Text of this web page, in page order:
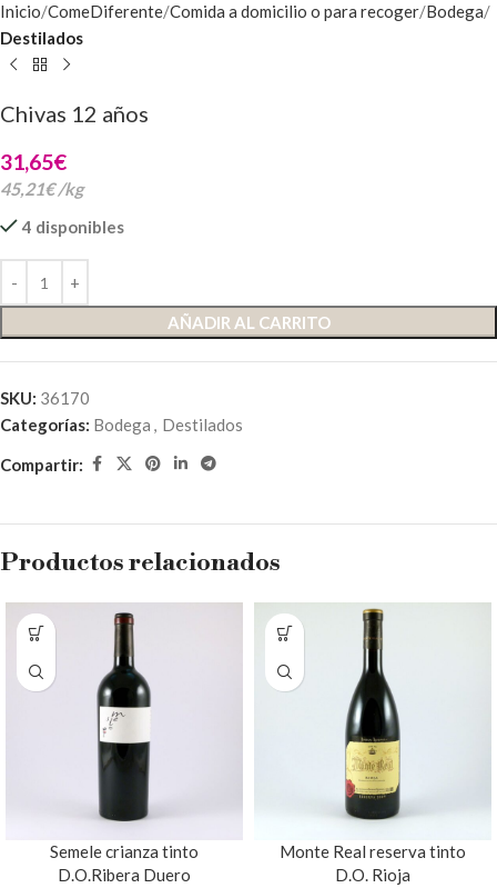
Inicio ComeDiferente Comida a domicilio o para recoger Bodega
Destilados
Chivas 12 años
31,65€
45,21€ /kg
4 disponibles
AÑADIR AL CARRITO
SKU: 36170
Categorías: Bodega , Destilados
Compartir:
Productos relacionados
Semele crianza tinto
D.O.Ribera Duero
Monte Real reserva tinto
D.O. Rioja